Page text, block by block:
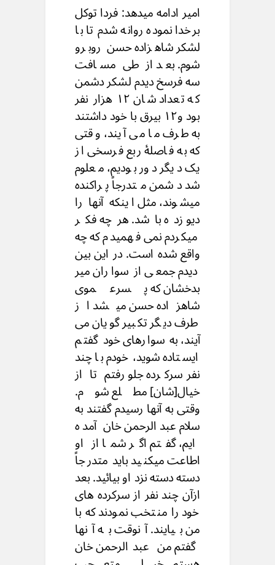
امیر ادامه میدهد: فردا توکل
برخدا نموده روانه شدم تا با
لشکر شاهزاده حسن روبرو
شوم. بعد از طی مسافت
سه فرسخ دیدم لشکر دشمن
که تعداد شان ۱۲ هزار نفر
بود و۱۲ بیرق با خود داشتند
به طرف ما می آیند، وقتی
که به فاصلۀ ربع فرسخی از
یک دیگر دور بودیم، معلوم
شد دشمن متدرجاً پراکنده
میشوند، مثل اینکه آنها را
دیو زده باشد. هرچه فکر
میکردم نمی فهمیدم که چه
واقع شده است. در این بین
دیدم جمعی از سواران میر
بدخشان که پسرعموی
شاهزاده حسن میشد از
طرف دیگر تکبیر گویان می
آیند، به سوارهای خود گفتم
ایستاده شوید، خودم با چند
نفرسرکرده جلو رفتم تا از
خیال[شان] مطلع شوم.
وقتی به آنها رسیدم گفتند به
سلام عبدالرحمن خان آمده
ایم، گفتم اگر شما از او
اطاعت میکنید باید متدرجاً
دسته دسته نزد او بیائید. بعد
ازآن چند نفر از سرکرده های
خود را منتخب نمودند که با
من بیایند. آنوقت به آنها
گفتم من عبدالرحمن خان